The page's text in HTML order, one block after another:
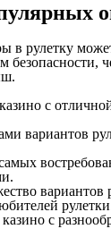
рулетку
с
вариантов
казино с